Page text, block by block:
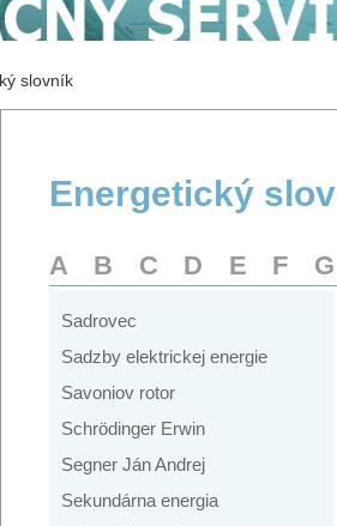
slovník
Energetický
A B C D E F G
Sadrovec
Sadzby elektrickej energie
Savoniov rotor
Schrödinger Erwin
Segner Ján Andrej
Sekundárna energia